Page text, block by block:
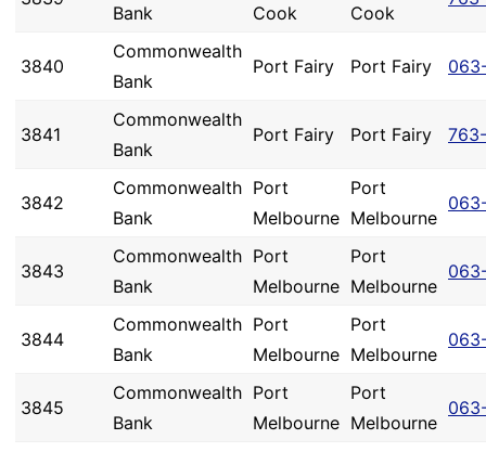
Bank
Cook
Cook
3840
Commonwealth
Bank
Port Fairy Port Fairy
3841
Commonwealth
Bank
Port Fairy Port Fairy
3842
Commonwealth
Bank
Port
Melbourne
Port
Melbourne
3843
Commonwealth
Bank
Port
Melbourne
Port
Melbourne
3844
Commonwealth
Bank
Port
Melbourne
Port
Melbourne
3845
Commonwealth
Bank
Port
Melbourne
Port
Melbourne